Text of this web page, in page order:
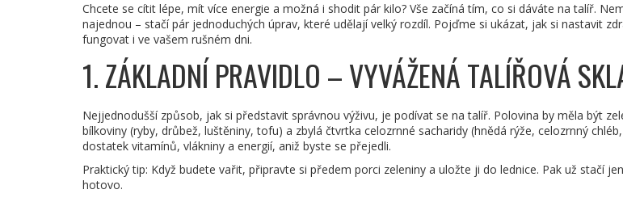
Chcete se cítit lépe, mít více energie a možná i shodit pár kilo? Vše začíná tím, co si dáváte na talíř.
najednou – stačí pár jednoduchých úprav, které udělají velký rozdíl. Pojďme si ukázat, jak si nastavit
fungovat i ve vašem rušném dni.
1. ZÁKLADNÍ PRAVIDLO – VYVÁŽENÁ TALÍŘOVÁ
Nejjednodušší způsob, jak si představit správnou výživu, je podívat se na talíř. Polovina by měla být
bílkoviny (ryby, drůbež, luštěniny, tofu) a zbylá čtvrtka celozrnné sacharidy (hnědá rýže, celozrnný
dostatek vitamínů, vlákniny a energií, aniž byste se přejedli.
Praktický tip: Když budete vařit, připravte si předem porci zeleniny a uložte ji do lednice. Pak už stačí
hotovo.